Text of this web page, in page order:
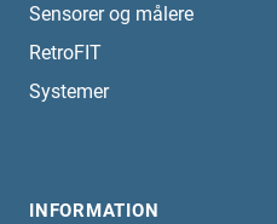
Sensorer og målere
RetroFIT
Systemer
INFORMATION